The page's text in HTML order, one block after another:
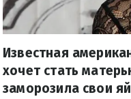
Известная
хочет стать
заморозила свои